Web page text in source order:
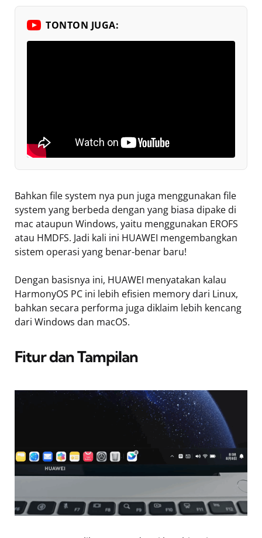
TONTON JUGA:
Bahkan file system nya pun juga menggunakan file
system yang berbeda dengan yang biasa dipake di
mac ataupun Windows, yaitu menggunakan EROFS
atau HMDFS. Jadi kali ini HUAWEI mengembangkan
sistem operasi yang benar-benar baru!
Dengan basisnya ini, HUAWEI menyatakan kalau
HarmonyOS PC ini lebih efisien memory dari Linux,
bahkan secara performa juga diklaim lebih kencang
dari Windows dan macOS.
Fitur dan Tampilan